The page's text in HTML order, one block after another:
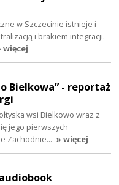
w Szczecinie istnieje i
i brakiem integracji.
więcej
Bielkowa” - reportaż
wsi Bielkowo wraz z
jego pierwszych
Zachodnie… » więcej